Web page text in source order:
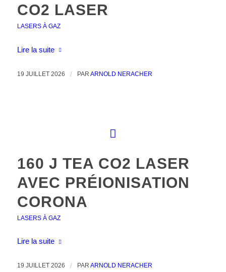
CO2 LASER
LASERS À GAZ
Lire la suite
19 JUILLET 2026 / PAR ARNOLD NERACHER
160 J TEA CO2 LASER
AVEC PRÉIONISATION
CORONA
LASERS À GAZ
Lire la suite
19 JUILLET 2026 / PAR ARNOLD NERACHER